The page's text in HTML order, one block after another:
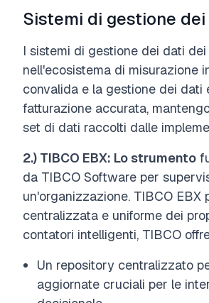
Sistemi di gestione
I sistemi di gestione dei dati
nell'ecosistema di misurazione
convalida e la gestione dei
fatturazione accurata,
set di dati raccolti dalle
2.) TIBCO EBX: Lo strumento
da TIBCO Software per
un'organizzazione. TIBCO
centralizzata e uniforme dei
contatori intelligenti, TIBCO
Un repository centralizzato
aggiornate cruciali per le